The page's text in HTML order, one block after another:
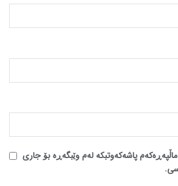
پاشەکەوتبکە لەم وێبگەڕە بۆ جاری